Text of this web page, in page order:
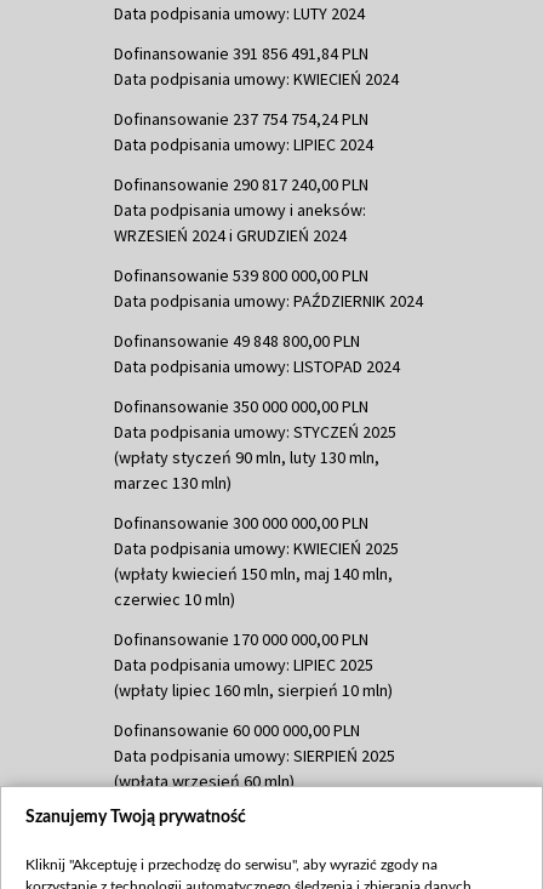
Data podpisania umowy: LUTY 2024
Dofinansowanie 391 856 491,84 PLN
Data podpisania umowy: KWIECIEŃ 2024
Dofinansowanie 237 754 754,24 PLN
Data podpisania umowy: LIPIEC 2024
Dofinansowanie 290 817 240,00 PLN
Data podpisania umowy i aneksów:
WRZESIEŃ 2024 i GRUDZIEŃ 2024
Dofinansowanie 539 800 000,00 PLN
Data podpisania umowy: PAŹDZIERNIK 2024
Dofinansowanie 49 848 800,00 PLN
Data podpisania umowy: LISTOPAD 2024
Dofinansowanie 350 000 000,00 PLN
Data podpisania umowy: STYCZEŃ 2025
(wpłaty styczeń 90 mln, luty 130 mln,
marzec 130 mln)
Dofinansowanie 300 000 000,00 PLN
Data podpisania umowy: KWIECIEŃ 2025
(wpłaty kwiecień 150 mln, maj 140 mln,
czerwiec 10 mln)
Dofinansowanie 170 000 000,00 PLN
Data podpisania umowy: LIPIEC 2025
(wpłaty lipiec 160 mln, sierpień 10 mln)
Dofinansowanie 60 000 000,00 PLN
Data podpisania umowy: SIERPIEŃ 2025
(wpłata wrzesień 60 mln)
Dofinansowanie 635 783 051,21 PLN
(wpłata wrzesień 100 mln, październik 350
Szanujemy Twoją prywatność
Kliknij "Akceptuję i przechodzę do serwisu", aby wyrazić zgody na